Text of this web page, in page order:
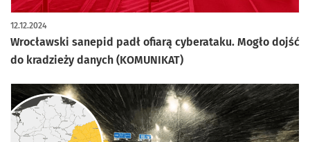
Wrocławski sanepid padł ofiarą cyberataku. Mogło dojść
do kradzieży danych (KOMUNIKAT)
12.12.2024